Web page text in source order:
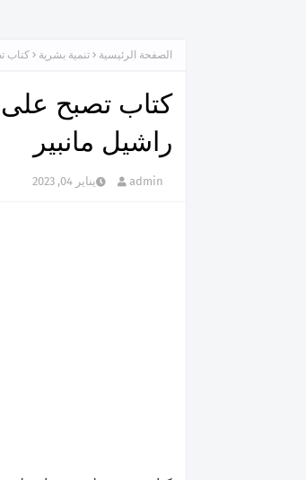
الصفحة الرئيسية تنمية بشرية كتاب
كتاب تصبح على
راشيل مانبير
admin يناير 04, 2023